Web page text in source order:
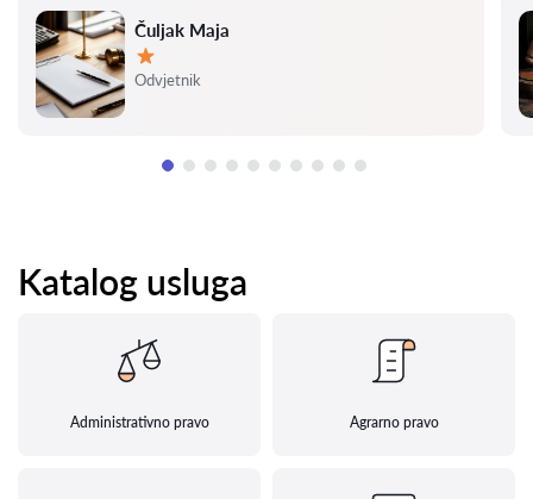
Čuljak Maja
Ocjena:
Odvjetnik
Katalog usluga
Administrativno pravo Agrarno pravo